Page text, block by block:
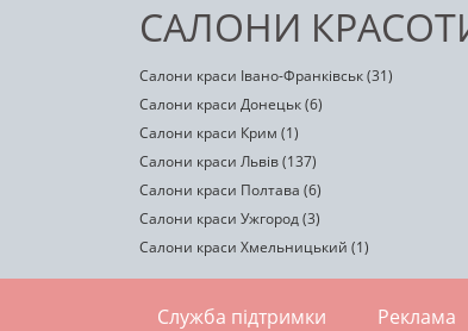
САЛОНИ
Салони краси Івано-Франківськ (31)
Салони краси Донецьк (6)
Салони краси Крим (1)
Салони краси Львів (137)
Салони краси Полтава (6)
Салони краси Ужгород (3)
Салони краси Хмельницький (1)
Служба підтримки Реклама